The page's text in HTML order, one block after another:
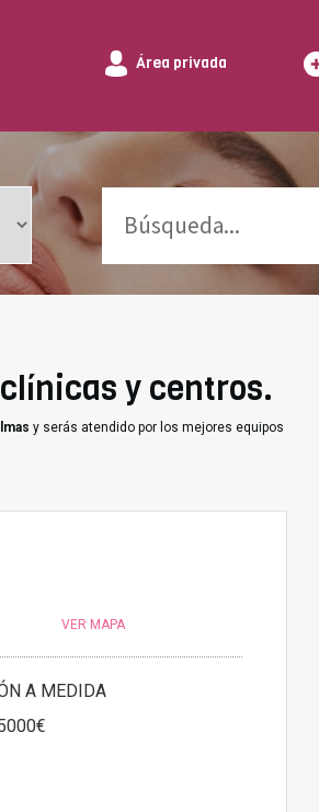
Área privada
y centros.
y serás atendido por los mejores equipos
VER MAPA
A MEDIDA